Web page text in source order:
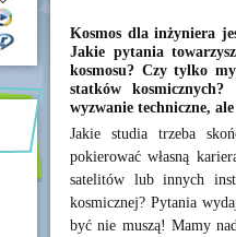
Kosmos dla inżyniera
Jakie pytania
kosmosu? Czy tylko
statków
wyzwanie techniczne,
Jakie studia trzeba
pokierować własną
satelitów lub innych
kosmicznej? Pytania
być nie muszą! Mamy